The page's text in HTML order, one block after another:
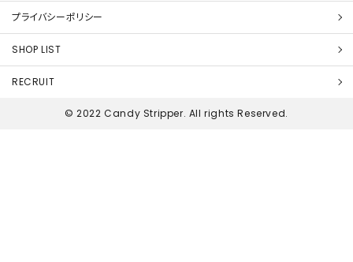
プライバシーポリシー
SHOP LIST
RECRUIT
© 2022 Candy Stripper. All rights Reserved.